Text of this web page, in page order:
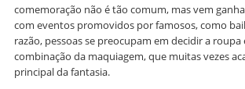
comemoração não é tão comum, mas vem
com eventos promovidos por famosos, como
razão, pessoas se preocupam em decidir a roupa
combinação da maquiagem, que muitas vezes
principal da fantasia.